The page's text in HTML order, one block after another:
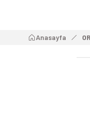
Anasayfa